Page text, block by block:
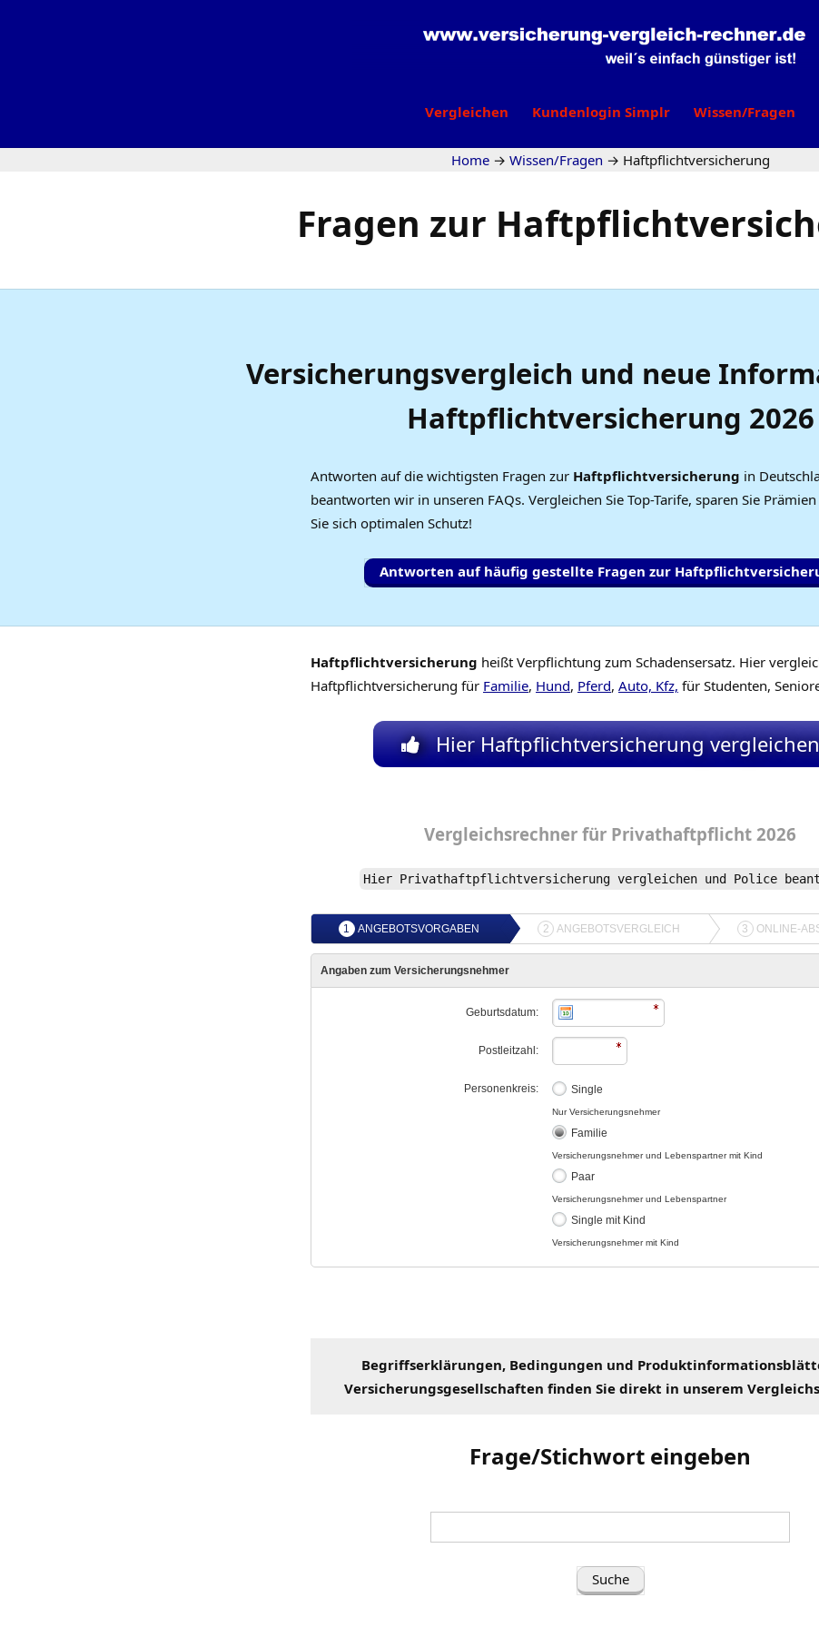
Vergleichen Kundenlogin Simplr Wissen/Fragen
Home → Wissen/Fragen → Haftpflichtversicherung
Fragen zur
Versicherungsvergleich und neue
Haftpflichtversicherung 2026
Antworten auf die wichtigsten Fragen zur Haftpflichtversicherung in
beantworten wir in unseren FAQs. Vergleichen Sie Top-Tarife, sparen Sie
Sie sich optimalen Schutz!
Antworten auf häufig gestellte Fragen zur
Haftpflichtversicherung heißt Verpflichtung zum Schadensersatz. Hier
Haftpflichtversicherung für Familie, Hund, Pferd, Auto, Kfz, für Studenten,
Hier Haftpflichtversicherung vergleichen
Vergleichsrechner für Privathaftpflicht 2026
Hier Privathaftpflichtversicherung vergleichen und Police
Begriffserklärungen, Bedingungen und
Versicherungsgesellschaften finden Sie direkt in unserem
Frage/Stichwort eingeben
(Frage/Stichwort